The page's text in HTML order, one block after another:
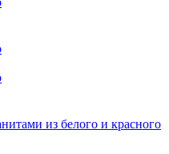
из белого и красного